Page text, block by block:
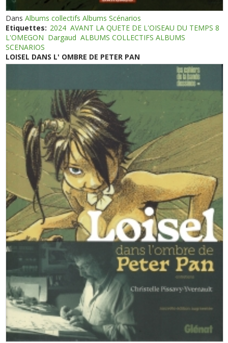
DansAlbums collectifs Albums Scénarios
Etiquettes: 2024 AVANT LA QUETE DE L'OISEAU DU TEMPS 8
L'OMEGON Dargaud ALBUMS COLLECTIFS ALBUMS
SCENARIOS
LOISEL DANS L' OMBRE DE PETER PAN